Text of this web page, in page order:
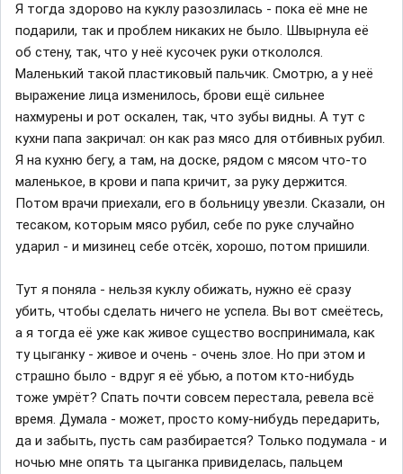
Я тогда здорово на куклу разозлилась - пока её мне не
подарили, так и проблем никаких не было. Швырнула её
об стену, так, что у неё кусочек руки откололся.
Маленький такой пластиковый пальчик. Смотрю, а у неё
выражение лица изменилось, брови ещё сильнее
нахмурены и рот оскален, так, что зубы видны. А тут с
кухни папа закричал: он как раз мясо для отбивных рубил.
Я на кухню бегу, а там, на доске, рядом с мясом что-то
маленькое, в крови и папа кричит, за руку держится.
Потом врачи приехали, его в больницу увезли. Сказали, он
тесаком, которым мясо рубил, себе по руке случайно
ударил - и мизинец себе отсёк, хорошо, потом пришили.
Тут я поняла - нельзя куклу обижать, нужно её сразу
убить, чтобы сделать ничего не успела. Вы вот смеётесь,
а я тогда её уже как живое существо воспринимала, как
ту цыганку - живое и очень - очень злое. Но при этом и
страшно было - вдруг я её убью, а потом кто-нибудь
тоже умрёт? Спать почти совсем перестала, ревела всё
время. Думала - может, просто кому-нибудь передарить,
да и забыть, пусть сам разбирается? Только подумала - и
ночью мне опять та цыганка привиделась, пальцем